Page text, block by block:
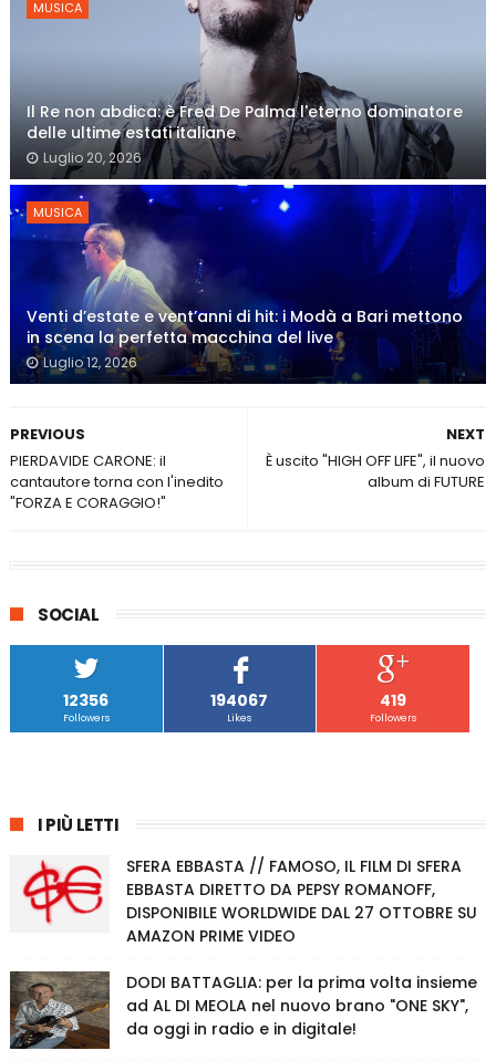
MUSICA
Il Re non abdica: è Fred De Palma l'eterno dominatore
delle ultime estati italiane
Luglio 20, 2026
MUSICA
Venti d’estate e vent’anni di hit: i Modà a Bari mettono
in scena la perfetta macchina del live
Luglio 12, 2026
NEXT
È uscito "HIGH OFF LIFE", il nuovo
album di FUTURE
PREVIOUS
PIERDAVIDE CARONE: il
cantautore torna con l'inedito
"FORZA E CORAGGIO!"
SOCIAL
12356
Followers
194067
Likes
419
Followers
I PIÙ LETTI
SFERA EBBASTA // FAMOSO, IL FILM DI SFERA
EBBASTA DIRETTO DA PEPSY ROMANOFF,
DISPONIBILE WORLDWIDE DAL 27 OTTOBRE SU
AMAZON PRIME VIDEO
DODI BATTAGLIA: per la prima volta insieme
ad AL DI MEOLA nel nuovo brano "ONE SKY",
da oggi in radio e in digitale!